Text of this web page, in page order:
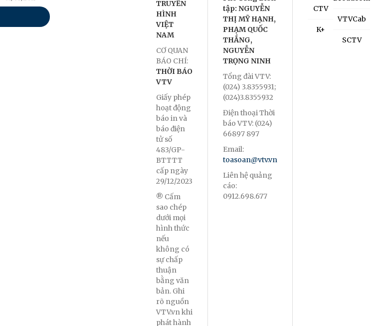
TRUYỀN
HÌNH
VIỆT
NAM
CƠ QUAN
BÁO CHÍ:
THỜI BÁO
VTV
Giấy phép
hoạt động
báo in và
báo điện
tử số
483/GP-
BTTTT
cấp ngày
29/12/2023
® Cấm
sao chép
dưới mọi
hình thức
nếu
không có
sự chấp
thuận
bằng văn
bản. Ghi
rõ nguồn
VTV.vn khi
phát hành
tập: NGUYỄN
THỊ MỸ HẠNH,
PHẠM QUỐC
THẮNG,
NGUYỄN
TRỌNG NINH
Tổng đài VTV:
(024) 3.8355931;
(024)3.8355932
Điện thoại Thời
báo VTV: (024)
66897 897
Email:
toasoan@vtv.vn
Liên hệ quảng
cáo:
0912.698.677
CTV
K+
VTVCab
SCTV